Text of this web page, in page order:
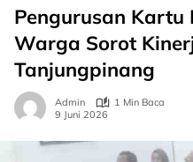
Pengurusan
Warga Sorot
Tanjungpinang
Admin
1 Min Baca
9 Juni 2026